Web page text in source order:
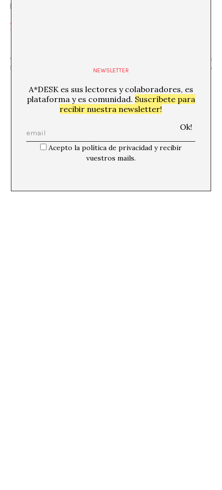
Barcelona
Ver la web del Local
Sanjuan»
«Celebrem: Raffaele La
NEWSLETTER
A*DESK es sus lectores y colaboradores, es
plataforma y es comunidad. Suscríbete para
recibir nuestra newsletter!
Acepto la política de privacidad y recibir
vuestros mails.